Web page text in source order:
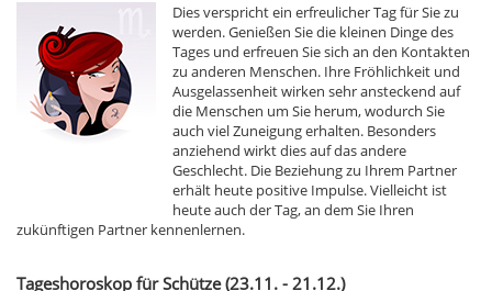
Dies verspricht ein erfreulicher Tag für Sie zu
werden. Genießen Sie die kleinen Dinge des
Tages und erfreuen Sie sich an den Kontakten
zu anderen Menschen. Ihre Fröhlichkeit und
Ausgelassenheit wirken sehr ansteckend auf
die Menschen um Sie herum, wodurch Sie
auch viel Zuneigung erhalten. Besonders
anziehend wirkt dies auf das andere
Geschlecht. Die Beziehung zu Ihrem Partner
erhält heute positive Impulse. Vielleicht ist
heute auch der Tag, an dem Sie Ihren
zukünftigen Partner kennenlernen.
Tageshoroskop für Schütze (23.11. - 21.12.)